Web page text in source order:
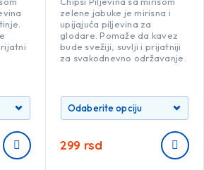
zelene jabuke je mirisna i
upijajuća piljevina za
glodare. Pomaže da kavez
bude svežiji, suvlji i prijatniji
za svakodnevno održavanje.
299 rsd